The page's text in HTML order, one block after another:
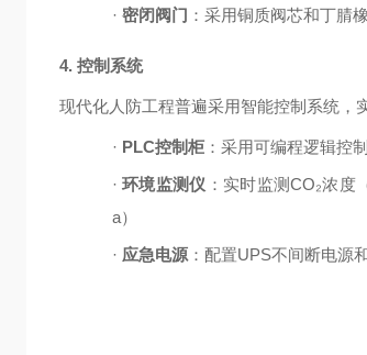
· 密闭阀门 ：采用铜质阀芯和丁腈
4. 控制系统
现代化人防工程普遍采用智能控制系统，
· PLC控制柜：采用可编程逻辑控
· 环境监测仪 ：实时监测CO₂浓度
a）
· 应急电源：配置UPS不间断电源